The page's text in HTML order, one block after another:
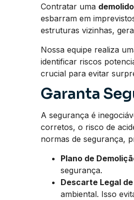
Contratar uma
esbarram em
estruturas vizinhas,
Nossa equipe realiza
identificar riscos
crucial para evitar
Garanta
A segurança é
corretos, o risco de
normas de segurança,
Plano de
segurança.
Descarte Legal
ambiental. Isso